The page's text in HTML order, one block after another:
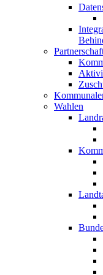
Wahlen